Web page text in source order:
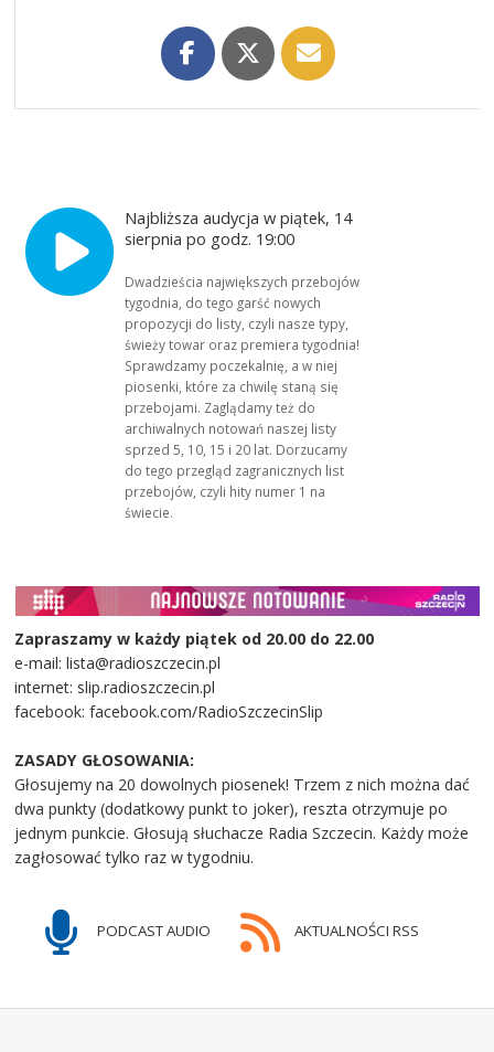
Najbliższa audycja w piątek, 14
sierpnia po godz. 19:00
Dwadzieścia największych przebojów
tygodnia, do tego garść nowych
propozycji do listy, czyli nasze typy,
świeży towar oraz premiera tygodnia!
Sprawdzamy poczekalnię, a w niej
piosenki, które za chwilę staną się
przebojami. Zaglądamy też do
archiwalnych notowań naszej listy
sprzed 5, 10, 15 i 20 lat. Dorzucamy
do tego przegląd zagranicznych list
przebojów, czyli hity numer 1 na
świecie.
Zapraszamy w każdy piątek od 20.00 do 22.00
e-mail: lista@radioszczecin.pl
internet: slip.radioszczecin.pl
facebook: facebook.com/RadioSzczecinSlip
ZASADY GŁOSOWANIA:
Głosujemy na 20 dowolnych piosenek! Trzem z nich można dać
dwa punkty (dodatkowy punkt to joker), reszta otrzymuje po
jednym punkcie. Głosują słuchacze Radia Szczecin. Każdy może
zagłosować tylko raz w tygodniu.
PODCAST AUDIO AKTUALNOŚCI RSS